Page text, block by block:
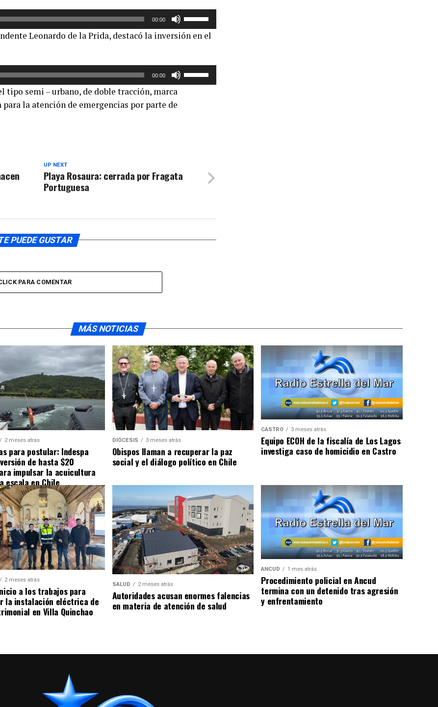
00:00
teclas
arriba/abajo
para
Leonardo de la Prida, destacó la inversión en el
00:00
disminuir
tipo semi – urbano, de doble tracción, marca
la atención de emergencias por parte de
UP NEXT
Playa Rosaura: cerrada por Fragata
Portuguesa
PUEDE GUSTAR
PARA COMENTAR
MÁS NOTICIAS
2 meses atrás
para postular: Indespa
de hasta $20
impulsar la acuicultura
escala en Chile
DIÓCESIS 3 meses atrás
Obispos llaman a recuperar la paz
social y el diálogo político en Chile
CASTRO 3 meses atrás
Equipo ECOH de la fiscalía de Los Lagos
investiga caso de homicidio en Castro
2 meses atrás
a los trabajos para
la instalación eléctrica de
en Villa Quinchao
SALUD 2 meses atrás
Autoridades acusan enormes falencias
en materia de atención de salud
ANCUD 1 mes atrás
Procedimiento policial en Ancud
termina con un detenido tras agresión
y enfrentamiento